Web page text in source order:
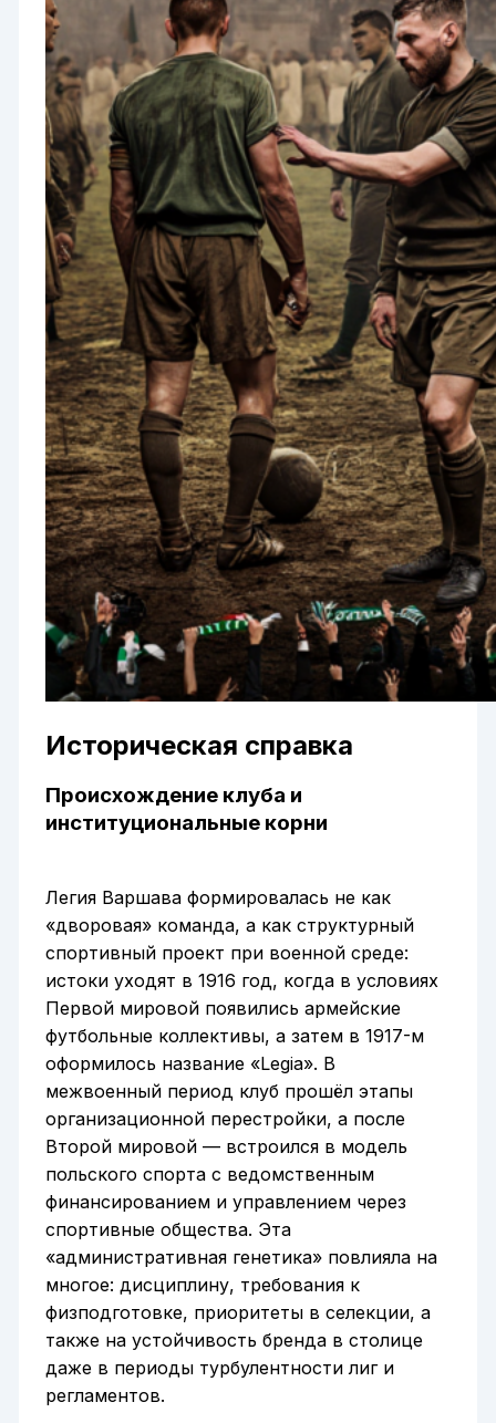
Историческая справка
Происхождение клуба и
институциональные корни
Легия Варшава формировалась не как
«дворовая» команда, а как структурный
спортивный проект при военной среде:
истоки уходят в 1916 год, когда в условиях
Первой мировой появились армейские
футбольные коллективы, а затем в 1917-м
оформилось название «Legia». В
межвоенный период клуб прошёл этапы
организационной перестройки, а после
Второй мировой — встроился в модель
польского спорта с ведомственным
финансированием и управлением через
спортивные общества. Эта
«административная генетика» повлияла на
многое: дисциплину, требования к
физподготовке, приоритеты в селекции, а
также на устойчивость бренда в столице
даже в периоды турбулентности лиг и
регламентов.